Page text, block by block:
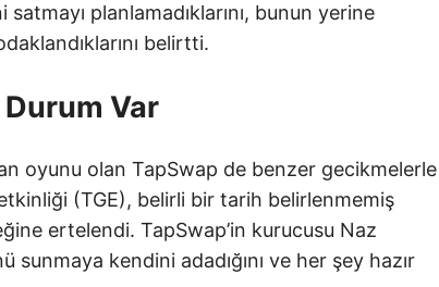
planlamadıklarını, bunun yerine
belirtti.
Durum Var
oyunu olan TapSwap de benzer gecikmelerle
(TGE), belirli bir tarih belirlenmemiş
ertelendi. TapSwap’in kurucusu Naz
kendini adadığını ve her şey hazır